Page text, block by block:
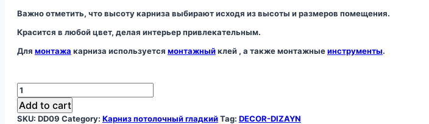
Важно отметить, что высоту карниза выбирают исходя из высоты и размеров помещения.
Красится в любой цвет, делая интерьер привлекательным.
Для монтажа карниза используется монтажныйклей , а также монтажныеинструменты.
Карниз
DD09
quantity
Add to cart
SKU: DD09 Category: Карниз потолочный гладкийTag: DECOR-DIZAYN